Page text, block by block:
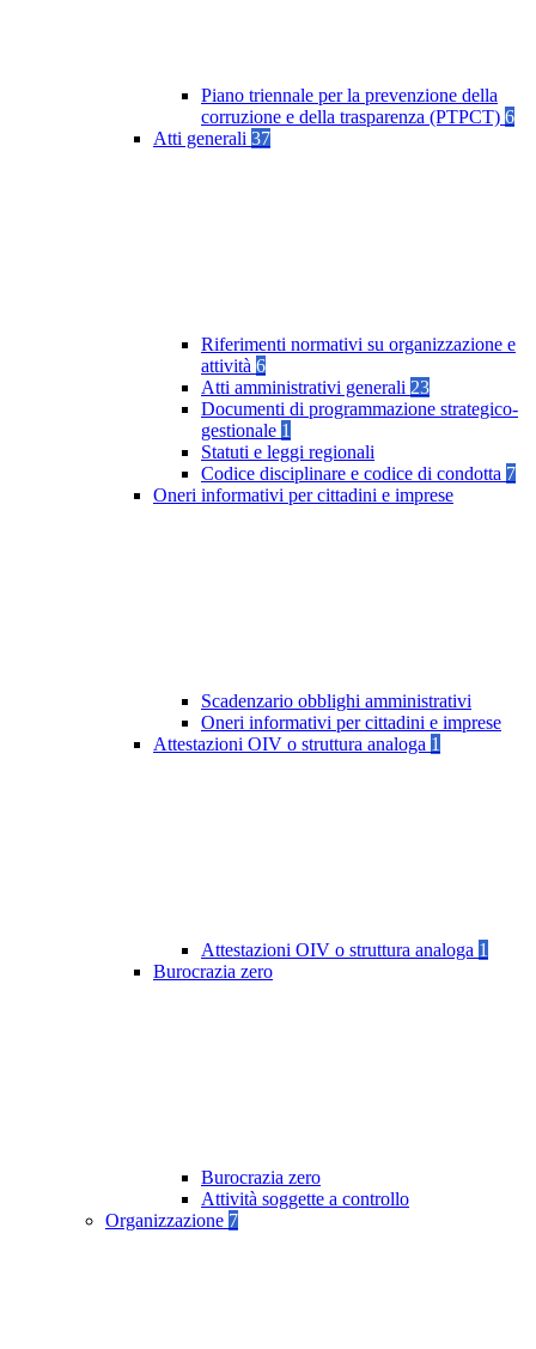
Piano triennale per la prevenzione della
corruzione e della trasparenza (PTPCT) 6
Atti generali 37
Riferimenti normativi su organizzazione e
attività 6
Atti amministrativi generali 23
Documenti di programmazione strategico-
gestionale 1
Statuti e leggi regionali
Codice disciplinare e codice di condotta 7
Oneri informativi per cittadini e imprese
Scadenzario obblighi amministrativi
Oneri informativi per cittadini e imprese
Attestazioni OIV o struttura analoga 1
Attestazioni OIV o struttura analoga 1
Burocrazia zero
Burocrazia zero
Attività soggette a controllo
Organizzazione 7